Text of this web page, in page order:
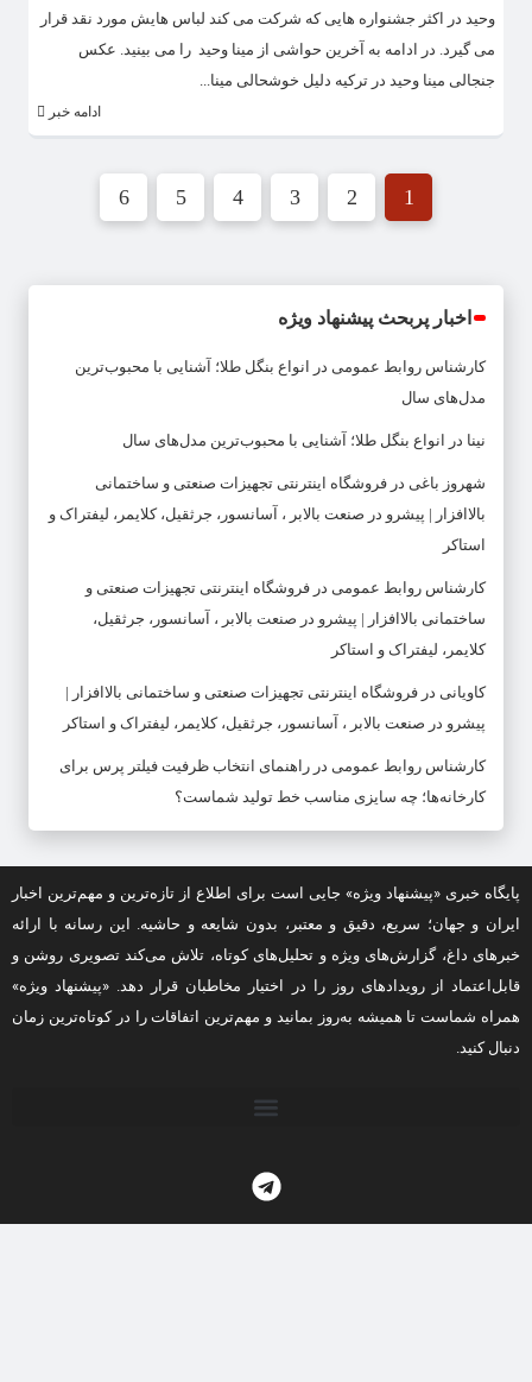
وحید در اکثر جشنواره هایی که شرکت می کند لباس هایش مورد نقد قرار
می گیرد. در ادامه به آخرین حواشی از مینا وحید را می بینید. عکس
جنجالی مینا وحید در ترکیه دلیل خوشحالی مینا...
ادامه خبر
1
2
3
4
5
6
اخبار پربحث پیشنهاد ویژه
کارشناس روابط عمومی در
انواع بنگل طلا؛ آشنایی با محبوب‌ترین
مدل‌های سال
نینا در انواع بنگل طلا؛ آشنایی با محبوب‌ترین مدل‌های سال
شهروز باغی در فروشگاه اینترنتی تجهیزات صنعتی و ساختمانی
بالاافزار | پیشرو در صنعت بالابر ، آسانسور، جرثقیل، کلایمر، لیفتراک و
استاکر
کارشناس روابط عمومی در فروشگاه اینترنتی تجهیزات صنعتی و
ساختمانی بالاافزار | پیشرو در صنعت بالابر ، آسانسور، جرثقیل،
کلایمر، لیفتراک و استاکر
کاویانی در فروشگاه اینترنتی تجهیزات صنعتی و ساختمانی بالاافزار |
پیشرو در صنعت بالابر ، آسانسور، جرثقیل، کلایمر، لیفتراک و استاکر
کارشناس روابط عمومی در راهنمای انتخاب ظرفیت فیلتر پرس برای
کارخانه‌ها؛ چه سایزی مناسب خط تولید شماست؟
پایگاه خبری «پیشنهاد ویژه» جایی است برای اطلاع از تازه‌ترین و مهم‌ترین اخبار
ایران و جهان؛ سریع، دقیق و معتبر، بدون شایعه و حاشیه. این رسانه با ارائه
خبرهای داغ، گزارش‌های ویژه و تحلیل‌های کوتاه، تلاش می‌کند تصویری روشن و
قابل‌اعتماد از رویدادهای روز را در اختیار مخاطبان قرار دهد. «پیشنهاد ویژه»
همراه شماست تا همیشه به‌روز بمانید و مهم‌ترین اتفاقات را در کوتاه‌ترین زمان
دنبال کنید.